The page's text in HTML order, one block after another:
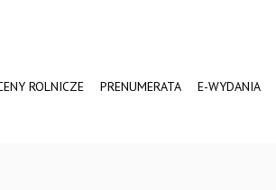
ROLNICZE PRENUMERATA E-WYDANIA